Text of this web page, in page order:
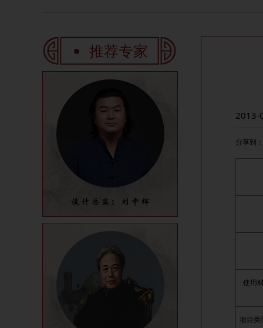
推荐专家
2013-
分享到：
使用
项目类